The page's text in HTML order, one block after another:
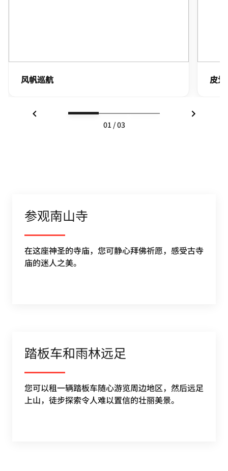
风帆巡航 皮
01 /03
参观南山寺
在这座神圣的寺庙，您可静心拜佛祈愿，感受古寺
庙的迷人之美。
踏板车和雨林远足
您可以租一辆踏板车随心游览周边地区，然后远足
上山，徒步探索令人难以置信的壮丽美景。